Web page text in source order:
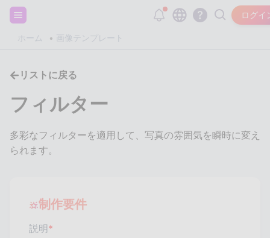
ログイ
ホーム 画像テンプレート
サインアップして20,000個の無料トークンをゲット
リストに戻る
フィルター
多彩なフィルターを適用して、写真の雰囲気を瞬時に変え
られます。
制作要件
説明